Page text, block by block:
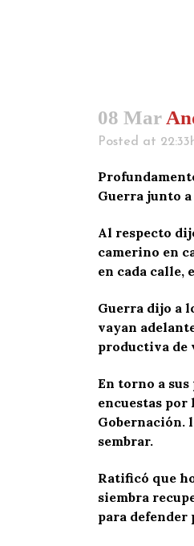
08 Mar
Posted at
Guerra junto a
Al respecto
camerino en
en cada calle,
Guerra dijo a
vayan
productiva de
En torno a
encuestas por
Gobernación.
sembrar.
Ratificó que
siembra
para defender